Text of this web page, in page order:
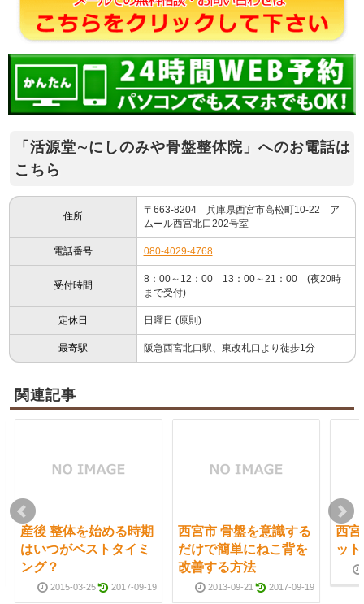
「活源堂∼にしのみや骨盤整体院」へのお電話は
こちら
住所
〒663-8204 兵庫県西宮市高松町10-22 ア
ムール西宮北口202号室
電話番号 080-4029-4768
受付時間
8：00～12：00 13：00～21：00 (夜20時
まで受付)
定休日 日曜日 (原則)
最寄駅 阪急西宮北口駅、東改札口より徒歩1分
関連記事
産後 整体を始める時期
はいつがベストタイミ
ング？
2015-03-25 2017-09-19
西宮市 骨盤を意識する
だけで簡単にねこ背を
改善する方法
2013-09-21 2017-09-19
西
ット